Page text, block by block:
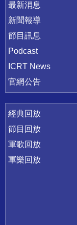
最新消息
新聞報導
節目訊息
Podcast
ICRT News
官網公告
經典回放
節目回放
軍歌回放
軍樂回放